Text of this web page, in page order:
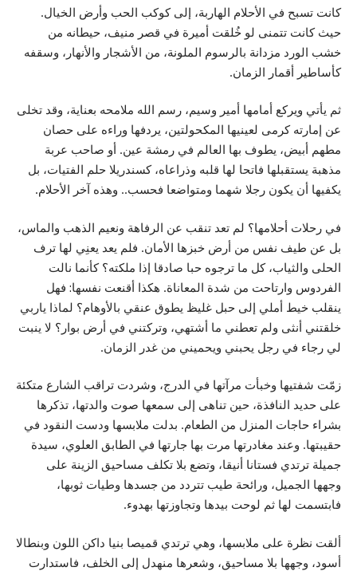
كانت تسبح في الأحلام الهاربة، إلى كوكب الحب وأرض الخيال.
حيث كانت تتمنى لو خُلقت أميرة في قصر منيف، حيطانه من
خشب الورد مزدانة بالرسوم الملونة، من الأشجار والأنهار، وسقفه
كأساطير أقمار الزمان.
ثم يأتي ويركع أمامها أمير وسيم، رسم الله ملامحه بعناية، وقد تخلى
عن إمارته كرمى لعينيها المكحولتين، يردفها وراءه على حصان
مطهم أبيض، يطوف بها العالم في رمشة عين. أو صاحب عربة
مذهبة يستقبلها فاتحا لها قلبه وذراعاه، كسندريلا حلم الفتيات، بل
يكفيها أن يكون رجلا شهما ومتواضعا فحسب.. وهذه آخر الأحلام.
في رحلات أحلامها؟ لم تعد تنقب عن الرفاهة ونعيم الذهب والماس،
بل عن طيف نفس من أرض خبزها الأمان. فلم يعد يعنِي لها ترف
الحلى والثياب، كل ما ترجوه حبا صادقا إذا ملكته؟ كأنما نالت
الفردوس وارتاحت من شدة المعاناة. هكذا أقنعت نفسها: فهل
ينقلب خيط أملي إلى حبل غليظ يطوق عنقي بالأوهام؟ لماذا ياربي
خلقتني أنثى ولم تعطني ما أشتهي، وتركتني في أرض بوار؟ لا ينبت
لي رجاء في رجل يحبني ويحميني من غدر الزمان.
زمّت شفتيها وخبأت مرآتها في الدرج، وشردت تراقب الشارع متكئة
على حديد النافذة، حين تناهى إلى سمعها صوت والدتها، تذكرها
بشراء حاجات المنزل من الطعام. بدلت ملابسها ودست النقود في
حقيبتها. وعند مغادرتها مرت بها جارتها في الطابق العلوي، سيدة
جميلة ترتدي فستانا أنيقا، وتضع بلا تكلف مساحيق الزينة على
وجهها الجميل، ورائحة طيب تتردد من جسدها وطيات ثوبها،
فابتسمت لها ثم لوحت بيدها وتجاوزتها بهدوء.
ألقت نظرة على ملابسها، وهي ترتدي قميصا بنيا داكن اللون وبنطالا
أسود، وجهها بلا مساحيق، وشعرها منهدل إلى الخلف، فاستدارت